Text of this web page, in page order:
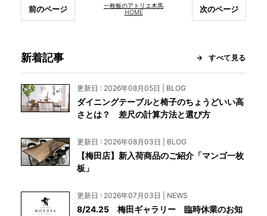
一枚板のアトリエ木馬
HOME
前のページ 次のページ
新着記事 すべて見る
更新日 : 2026年08月05日 | BLOG
ダイニングテーブルと椅子のちょうどいい高
さとは？ 差尺の計算方法と選び方
更新日 : 2026年08月03日 | BLOG
【梅田店】新入荷商品のご紹介「マンゴ一枚
板」
更新日 : 2026年07月03日 | NEWS
8/24.25 梅田ギャラリー 臨時休業のお知